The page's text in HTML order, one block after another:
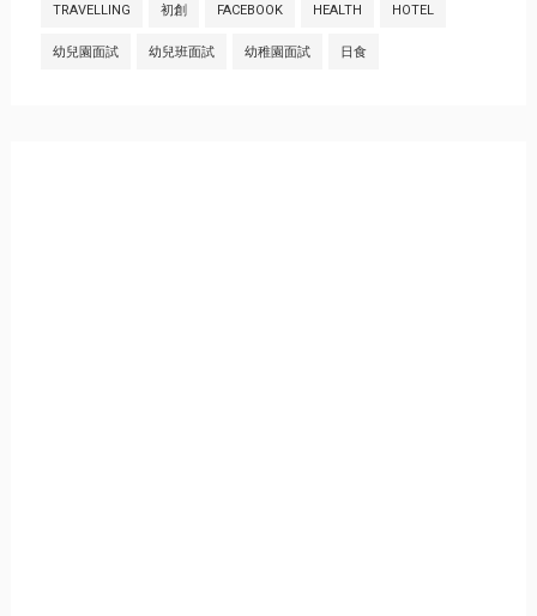
TRAVELLING 初創 FACEBOOK HEALTH HOTEL
幼兒園面試 幼兒班面試 幼稚園面試 日食